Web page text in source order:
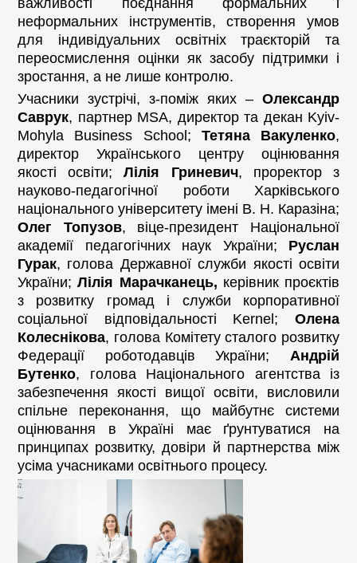
важливості поєднання формальних і
неформальних інструментів, створення умов
для індивідуальних освітніх траєкторій та
переосмислення оцінки як засобу підтримки і
зростання, а не лише контролю.
Учасники зустрічі, з-поміж яких – Олександр
Саврук, партнер MSA, директор та декан Kyiv-
Mohyla Business School; Тетяна Вакуленко,
директор Українського центру оцінювання
якості освіти;Лілія Гриневич, проректор з
науково-педагогічної роботи Харківського
національного університету імені В. Н. Каразіна;
Олег Топузов, віце-президент Національної
академії педагогічних наук України; Руслан
Гурак, голова Державної служби якості освіти
України;Лілія Марачканець, керівник проєктів
з розвитку громад і служби корпоративної
соціальної відповідальності Kernel; Олена
Колеснікова, голова Комітету сталого розвитку
Федерації роботодавців України; Андрій
Бутенко, голова Національного агентства із
забезпечення якості вищої освіти, висловили
спільне переконання, що майбутнє системи
оцінювання в Україні має ґрунтуватися на
принципах розвитку, довіри й партнерства між
усіма учасниками освітнього процесу.